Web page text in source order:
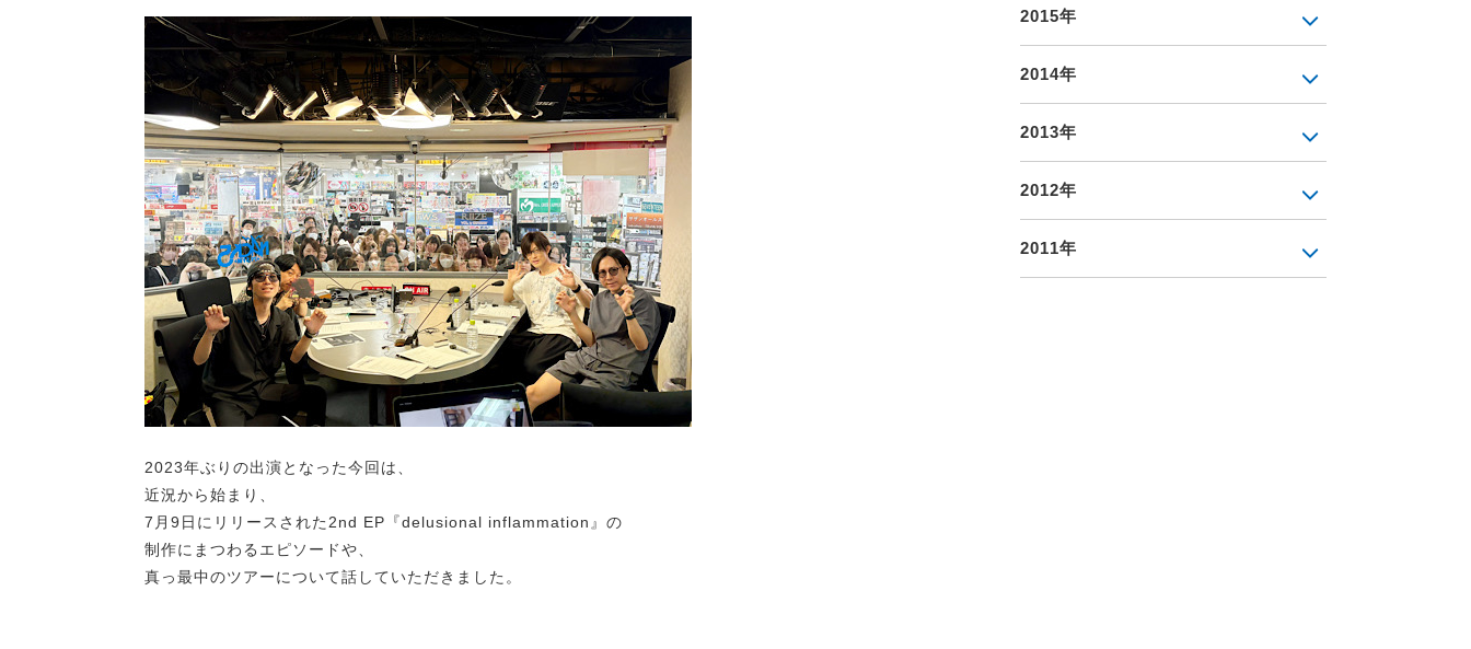
2023年ぶりの出演となった今回は、
近況から始まり、
7月9日にリリースされた2nd EP『delusional inflammation』の
制作にまつわるエピソードや、
真っ最中のツアーについて話していただきました。
2015年
2014年
2013年
2012年
2011年